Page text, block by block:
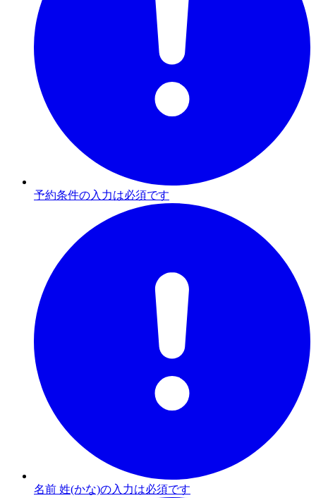
予約条件の入力は必須です
名前 姓(かな)の入力は必須です